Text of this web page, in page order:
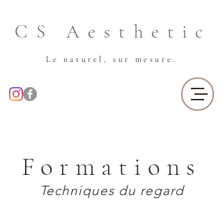
CS Aesthetic
Le naturel, sur mesure.
Formations
Techniques du regard